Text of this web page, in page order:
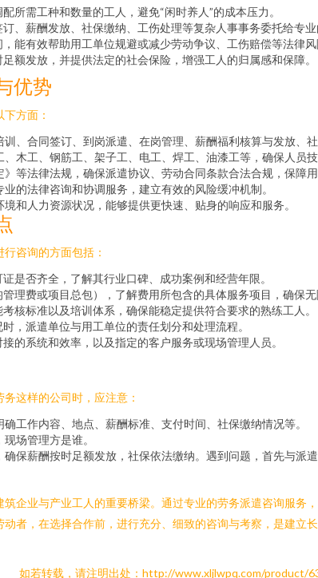
所需工种和数量的工人，避免“闲时养人”的成本压力。
、薪酬发放、社保缴纳、工伤处理等复杂人事事务委托给专
能有效帮助用工单位规避或减少劳动争议、工伤赔偿等法律风
额发放，并提供法定的社会保险，增强工人的归属感和保障。
优势
方面：
、合同签订、到岗派遣、在岗管理、薪酬福利核算与发放、
木工、钢筋工、架子工、电工、焊工、油漆工等，确保人员技
等法律法规，确保派遣协议、劳动合同条款合法合规，保障
的法律咨询和协调服务，建立有效的风险缓冲机制。
和人力资源状况，能够提供更快速、贴身的响应和服务。
咨询的方面包括：
是否齐全，了解其行业口碑、成功案例和经营年限。
理费或项目总包），了解费用所包含的具体服务项目，确保无
核标准以及培训体系，确保能稳定提供符合要求的熟练工人。
，派遣单位与用工单位的责任划分和处理流程。
的系统和效率，以及指定的客户服务或现场管理人员。
这样的公司时，应注意：
工作内容、地点、薪酬标准、支付时间、社保缴纳情况等。
场管理方是谁。
保薪酬按时足额发放，社保依法缴纳。遇到问题，首先与派
企业与产业工人的重要桥梁。通过专业的劳务派遣咨询服务
者，在选择合作前，进行充分、细致的咨询与考察，是建立
如若转载，请注明出处：http://www.xljlwpq.com/product/